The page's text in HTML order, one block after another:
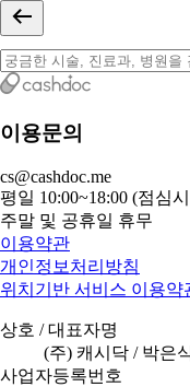
이용문의
cs@cashdoc.me
평일 10:00~18:00 (점심
주말 및 공휴일 휴무
이용약관
개인정보처리방침
위치기반 서비스 이용약
상호 / 대표자명
(주) 캐시닥 / 박은
사업자등록번호